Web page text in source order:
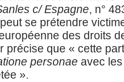
c/ Espagne, n°
se prétendre
des droits
précise que « cette
personae avec
».